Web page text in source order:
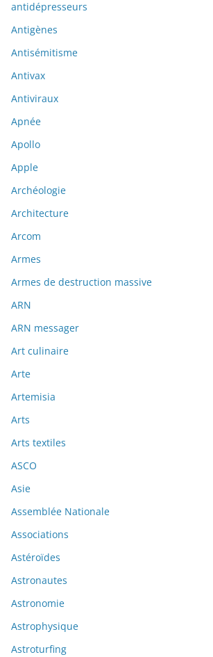
antidépresseurs
Antigènes
Antisémitisme
Antivax
Antiviraux
Apnée
Apollo
Apple
Archéologie
Architecture
Arcom
Armes
Armes de destruction massive
ARN
ARN messager
Art culinaire
Arte
Artemisia
Arts
Arts textiles
ASCO
Asie
Assemblée Nationale
Associations
Astéroïdes
Astronautes
Astronomie
Astrophysique
Astroturfing